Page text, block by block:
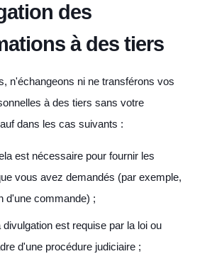
des
à des tiers
n'échangeons ni ne transférons vos
à des tiers sans votre
dans les cas suivants :
est nécessaire pour fournir les
vous avez demandés (par exemple,
d'une commande) ;
divulgation est requise par la loi ou
d'une procédure judiciaire ;